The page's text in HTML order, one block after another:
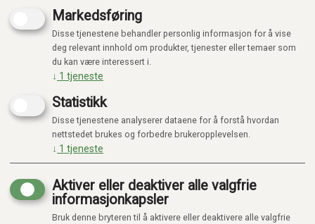
Markedsføring
Disse tjenestene behandler personlig informasjon for å vise
deg relevant innhold om produkter, tjenester eller temaer som
du kan være interessert i.
↓ 1 tjeneste
Statistikk
Disse tjenestene analyserer dataene for å forstå hvordan
nettstedet brukes og forbedre brukeropplevelsen.
↓ 1 tjeneste
Aktiver eller deaktiver alle valgfrie
informasjonkapsler
Bruk denne bryteren til å aktivere eller deaktivere alle valgfrie